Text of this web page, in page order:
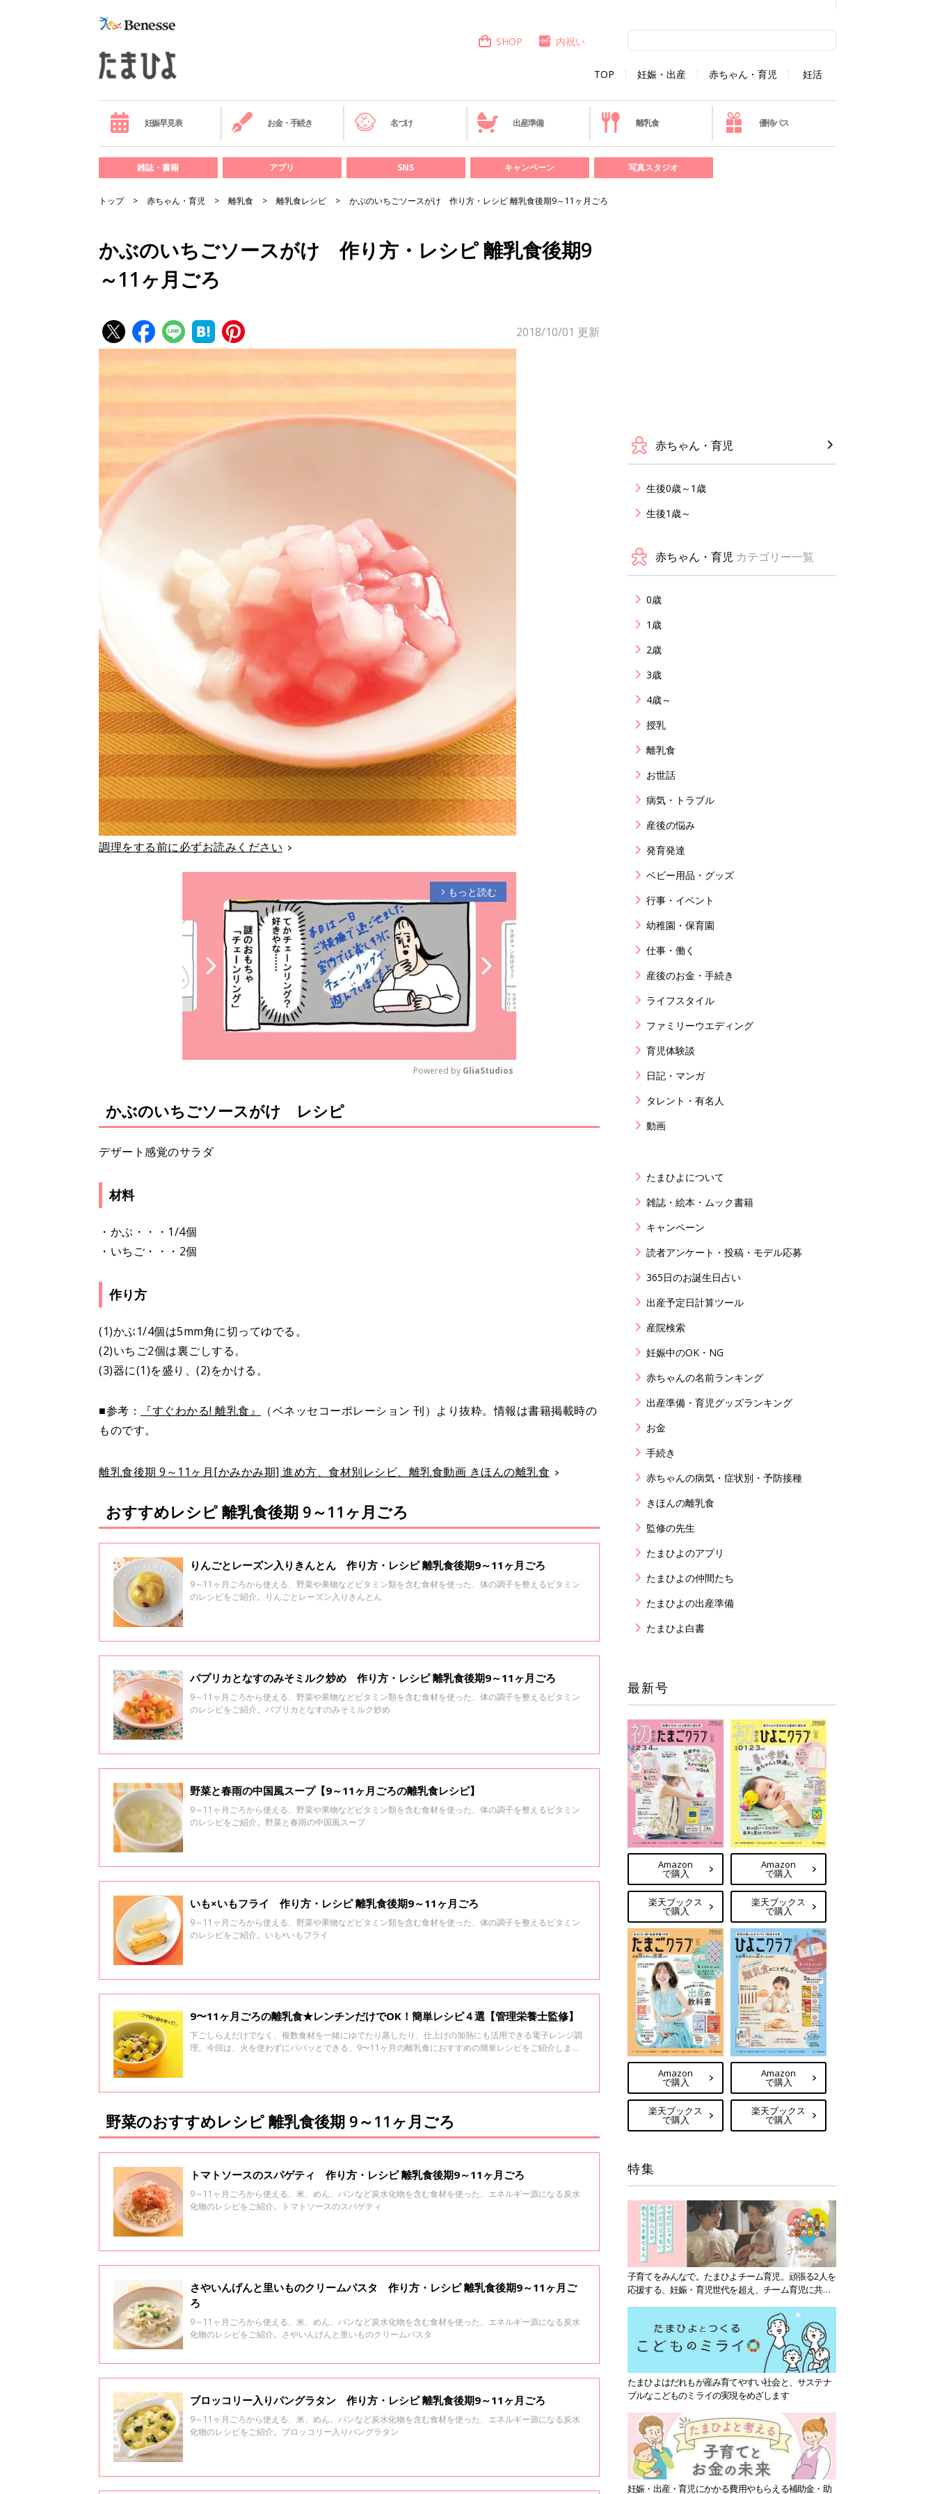
TOP 妊娠・出産 赤ちゃん・育児 妊活
SHOP 内祝い
妊娠早見表 お金・手続き 名づけ 出産準備 離乳食 優待パス
雑誌・書籍 アプリ SNS キャンペーン 写真スタジオ
トップ 赤ちゃん・育児 離乳食 離乳食レシピ かぶのいちごソースがけ 作り方・レシピ 離乳食後期9～11ヶ月ごろ
かぶのいちごソースがけ 作り方・レシピ 離乳食後期9
～11ヶ月ごろ
2018/10/01 更新
調理をする前に必ずお読みください
arrow_forward_ios もっと読む
u
Powered by GliaStudios
かぶのいちごソースがけ レシピ
デザート感覚のサラダ
材料
・かぶ・・・1/4個
・いちご・・・2個
作り方
(1)かぶ1/4個は5mm角に切ってゆでる。
(2)いちご2個は裏ごしする。
(3)器に(1)を盛り、(2)をかける。
■参考： 『すぐわかる! 離乳食』
（ベネッセコーポレーション 刊）より抜粋。情報は書籍掲載時の
ものです。
離乳食後期 9～11ヶ月[かみかみ期] 進め方、食材別レシピ、離乳食動画 きほんの離乳食
おすすめレシピ 離乳食後期 9～11ヶ月ごろ
りんごとレーズン入りきんとん 作り方・レシピ 離乳食後期9～11ヶ月ごろ
9～11ヶ月ごろから使える、野菜や果物などビタミン類を含む食材を使った、体の調子を整えるビタミン
のレシピをご紹介。りんごとレーズン入りきんとん
パプリカとなすのみそミルク炒め 作り方・レシピ 離乳食後期9～11ヶ月ごろ
9～11ヶ月ごろから使える、野菜や果物などビタミン類を含む食材を使った、体の調子を整えるビタミン
のレシピをご紹介。パプリカとなすのみそミルク炒め
野菜と春雨の中国風スープ【9～11ヶ月ごろの離乳食レシピ】
9～11ヶ月ごろから使える、野菜や果物などビタミン類を含む食材を使った、体の調子を整えるビタミン
のレシピをご紹介。野菜と春雨の中国風スープ
いも×いもフライ 作り方・レシピ 離乳食後期9～11ヶ月ごろ
9～11ヶ月ごろから使える、野菜や果物などビタミン類を含む食材を使った、体の調子を整えるビタミン
のレシピをご紹介。いも×いもフライ
9〜11ヶ月ごろの離乳食★レンチンだけでOK！簡単レシピ４選【管理栄養士監修】
下ごしらえだけでなく、複数食材を一緒にゆでたり蒸したり、仕上げの加熱にも活用できる電子レンジ調
理。今回は、火を使わずにパパッとできる、9〜11ヶ月の離乳食におすすめの簡単レシピをご紹介しま
野菜のおすすめレシピ 離乳食後期 9～11ヶ月ごろ
トマトソースのスパゲティ 作り方・レシピ 離乳食後期9～11ヶ月ごろ
9～11ヶ月ごろから使える、米、めん、パンなど炭水化物を含む食材を使った、エネルギー源になる炭水
化物のレシピをご紹介。トマトソースのスパゲティ
さやいんげんと里いものクリームパスタ 作り方・レシピ 離乳食後期9～11ヶ月ご
ろ
9～11ヶ月ごろから使える、米、めん、パンなど炭水化物を含む食材を使った、エネルギー源になる炭水
化物のレシピをご紹介。さやいんげんと里いものクリームパスタ
ブロッコリー入りパングラタン 作り方・レシピ 離乳食後期9～11ヶ月ごろ
9～11ヶ月ごろから使える、米、めん、パンなど炭水化物を含む食材を使った、エネルギー源になる炭水
化物のレシピをご紹介。ブロッコリー入りパングラタン
赤ちゃん・育児
生後0歳～1歳
生後1歳～
赤ちゃん・育児 カテゴリー一覧
0歳
1歳
2歳
3歳
4歳～
授乳
離乳食
お世話
病気・トラブル
産後の悩み
発育発達
ベビー用品・グッズ
行事・イベント
幼稚園・保育園
仕事・働く
産後のお金・手続き
ライフスタイル
ファミリーウエディング
育児体験談
日記・マンガ
タレント・有名人
動画
たまひよについて
雑誌・絵本・ムック書籍
キャンペーン
読者アンケート・投稿・モデル応募
365日のお誕生日占い
出産予定日計算ツール
産院検索
妊娠中のOK・NG
赤ちゃんの名前ランキング
出産準備・育児グッズランキング
お金
手続き
赤ちゃんの病気・症状別・予防接種
きほんの離乳食
監修の先生
たまひよのアプリ
たまひよの仲間たち
たまひよの出産準備
たまひよ白書
最新号
Amazon
で購入
楽天ブックス
で購入
Amazon
で購入
楽天ブックス
で購入
Amazon
で購入
楽天ブックス
で購入
Amazon
で購入
楽天ブックス
で購入
特集
子育てをみんなで。たまひよチーム育児。頑張る2人を
応援する、妊娠・育児世代を超え、チーム育児に共感
たまひよはだれもが産み育てやすい社会と、サステナ
ブルなこどものミライの実現をめざします
妊娠・出産・育児にかかる費用やもらえる補助金・助